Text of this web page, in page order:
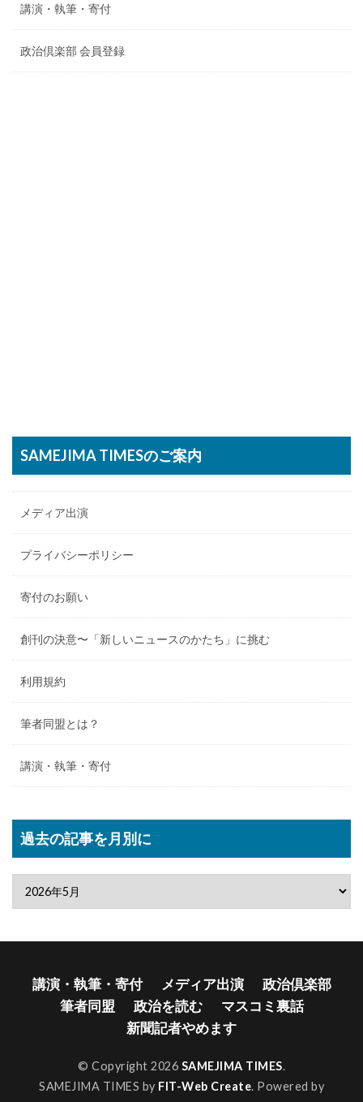
講演・執筆・寄付
政治倶楽部 会員登録
SAMEJIMA TIMESのご案内
メディア出演
プライバシーポリシー
寄付のお願い
創刊の決意〜「新しいニュースのかたち」に挑む
利用規約
筆者同盟とは？
講演・執筆・寄付
過去の記事を月別に
講演・執筆・寄付 メディア出演
政治倶楽部
筆者同盟
政治を読む
マスコミ裏話
新聞記者やめます
© Copyright 2026 SAMEJIMA TIMES.
SAMEJIMA TIMES by FIT-Web Create. Powered by